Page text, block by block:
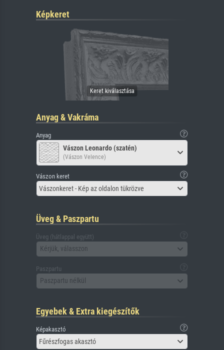
Képkeret
Anyag & Vakráma
Anyag
Vászon Leonardo (szatén)
(Vászon Velence)
Vászon keret
Vászonkeret - Kép az oldalon tükrözve
Üveg & Paszpartu
Üveg (hátlappal együtt)
Kérjük, válasszon
Paszpartu
Paszpartu nélkül
Egyebek & Extra kiegészítők
Képakasztó
Fűrészfogas akasztó